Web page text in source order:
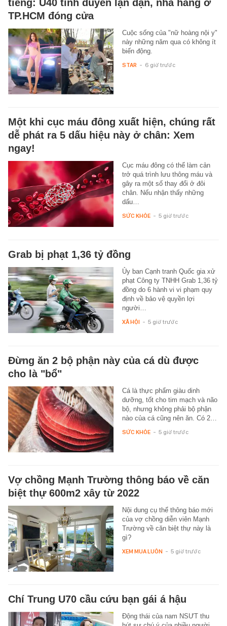
tiếng: U40 tình duyên lận đận, nhà hàng ở
TP.HCM đóng cửa
Cuộc sống của "nữ hoàng nội y"
này những năm qua có không ít
biến động.
STAR - 6 giờ trước
Một khi cục máu đông xuất hiện, chúng rất
dễ phát ra 5 dấu hiệu này ở chân: Xem
ngay!
Cục máu đông có thể làm cản
trở quá trình lưu thông máu và
gây ra một số thay đổi ở đôi
chân. Nếu nhận thấy những
dấu…
SỨC KHỎE - 5 giờ trước
Grab bị phạt 1,36 tỷ đồng
Ủy ban Cạnh tranh Quốc gia xử
phạt Công ty TNHH Grab 1,36 tỷ
đồng do 6 hành vi vi phạm quy
định về bảo vệ quyền lợi
người…
XÃ HỘI - 5 giờ trước
Đừng ăn 2 bộ phận này của cá dù được
cho là "bổ"
Cá là thực phẩm giàu dinh
dưỡng, tốt cho tim mạch và não
bộ, nhưng không phải bộ phận
nào của cá cũng nên ăn. Có 2…
SỨC KHỎE - 5 giờ trước
Vợ chồng Mạnh Trường thông báo về căn
biệt thự 600m2 xây từ 2022
Nội dung cụ thể thông báo mới
của vợ chồng diễn viên Mạnh
Trường về căn biệt thự này là
gì?
XEM MUA LUÔN - 5 giờ trước
Chí Trung U70 cầu cứu bạn gái á hậu
Động thái của nam NSƯT thu